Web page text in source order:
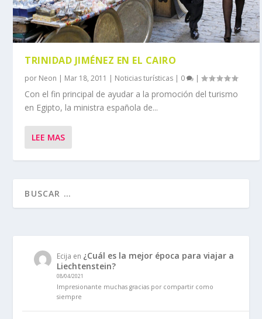
TRINIDAD JIMÉNEZ EN EL CAIRO
por Neon | Mar 18, 2011 | Noticias turísticas | 0 |
Con el fin principal de ayudar a la promoción del turismo
en Egipto, la ministra española de...
LEE MAS
Ecija en ¿Cuál es la mejor época para viajar a
Liechtenstein?
08/04/2021
Impresionante muchas gracias por compartir como
siempre